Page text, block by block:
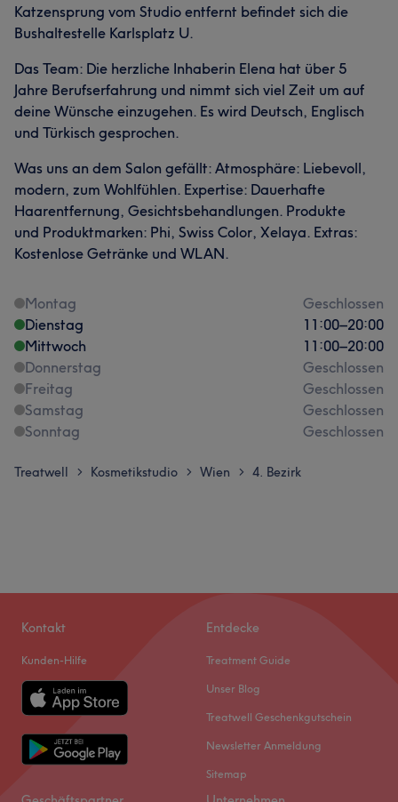
Katzensprung vom Studio entfernt befindet sich die
Bushaltestelle Karlsplatz U.
Das Team: Die herzliche Inhaberin Elena hat über 5
Jahre Berufserfahrung und nimmt sich viel Zeit um auf
deine Wünsche einzugehen. Es wird Deutsch, Englisch
und Türkisch gesprochen.
Was uns an dem Salon gefällt: Atmosphäre: Liebevoll,
modern, zum Wohlfühlen. Expertise: Dauerhafte
Haarentfernung, Gesichtsbehandlungen. Produkte
und Produktmarken: Phi, Swiss Color, Xelaya. Extras:
Kostenlose Getränke und WLAN.
Montag
Geschlossen
Dienstag
11:00–20:00
Mittwoch
11:00–20:00
Donnerstag
Geschlossen
Freitag
Geschlossen
Samstag
Geschlossen
Sonntag
Geschlossen
Treatwell > Kosmetikstudio > Wien > 4. Bezirk
Kontakt
Kunden-Hilfe
Entdecke
Treatment Guide
Unser Blog
Treatwell Geschenkgutschein
Newsletter Anmeldung
Sitemap